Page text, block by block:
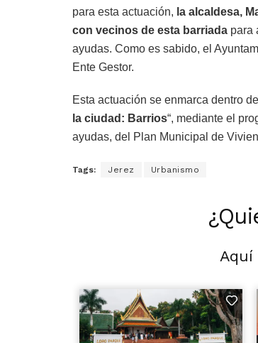
para esta actuación, la alcaldesa,
con vecinos de esta barriada para
ayudas. Como es sabido, el
Ente Gestor.
Esta actuación se enmarca dentro
la ciudad: Barrios“, mediante el
ayudas, del Plan Municipal de
Tags: Jerez Urbanismo
Aquí